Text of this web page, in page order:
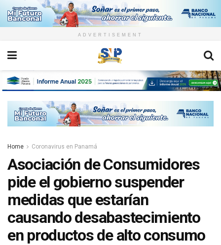
ADVERTISEMENT
Home Coronavirus en Panamá
Asociación de Consumidores
pide el gobierno suspender
medidas que estarían
causando desabastecimiento
en productos de alto consumo